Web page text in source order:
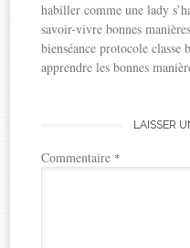
habiller comme une lady
savoir-vivre bonnes
bienséance protocole
apprendre les bonnes
LAISSER
Commentaire *